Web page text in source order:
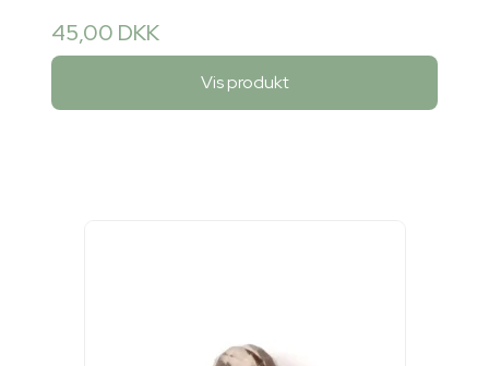
45,00 DKK
Vis produkt